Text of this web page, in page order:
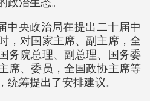
政治生态。
中央政治局在提出二十届中
，对国家主席、副主席，全
务院总理、副总理、国务委
席、委员，全国政协主席等
统筹提出了安排建议。